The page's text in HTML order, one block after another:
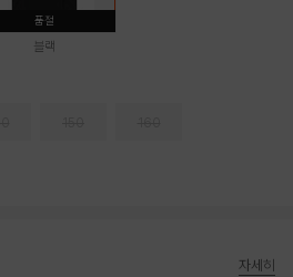
품절
블랙
자세히